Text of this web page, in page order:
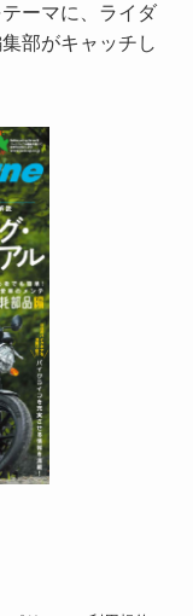
ーマに、ライダ
部がキャッチし